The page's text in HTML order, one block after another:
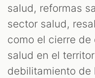
salud, reformas
sector salud,
como el cierre
salud en el
debilitamiento de